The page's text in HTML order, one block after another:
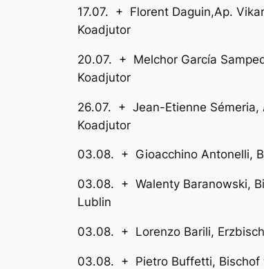
17.07. + Florent
Koadjutor
20.07. + Melchor García
Koadjutor
26.07. + Jean-Etienne
Koadjutor
03.08. + Gioacchino
03.08. + Walenty
Lublin
03.08. + Lorenzo Barili,
03.08. + Pietro